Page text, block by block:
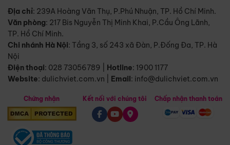
Địa chỉ: 239A Hoàng Văn Thụ, P.Phú Nhuận, TP. Hồ Chí Minh.
Văn phòng: 217 Bis Nguyễn Thị Minh Khai, P.Cầu Ông Lãnh,
TP. Hồ Chí Minh.
Chi nhánh Hà Nội: Tầng 3, số 243 xã Đàn, P.Đống Đa, TP. Hà
Nội
Điện thoại: 028 73056789 Hotline: 1900 1177
Website: dulichviet.com.vn Email: info@dulichviet.com.vn
Chứng nhận Kết nối với chúng tôi Chấp nhận thanh toán